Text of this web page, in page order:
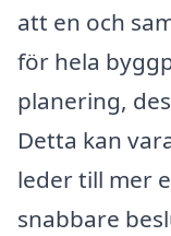
att en och
för hela
planering,
Detta kan
leder till mer
snabbare